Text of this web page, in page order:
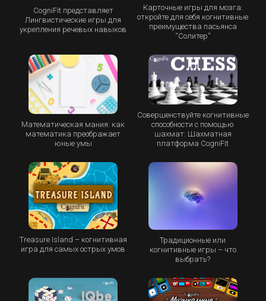
CogniFit представляет
Лингвистические игры для
укрепления речевых навыков
Карточные игры для мозга:
откройте для себя когнитивные
преимущества пасьянса
“Cолитер”
Математическая мания: как
математика преображает
юные умы
Совершенствуйте когнитивные
способности с помощью
шахмат: Шахматная
платформа CogniFit
Treasure Island – когнитивная
игра для самых острых умов
Традиционные или
когнитивные игры – что
выбрать?